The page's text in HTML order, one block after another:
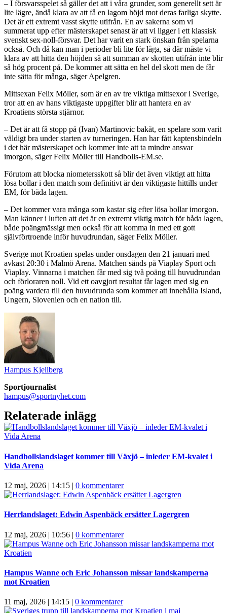
– I försvarsspelet så gäller det att i våra grunder, som generellt sett är
lite lägre, ändå klara av att få en lagom höjd mot deras farliga skytte.
Det är ett extremt vasst skytte utifrån. En av sakerna som vi
summerat upp efter mästerskapet senast är att vi ligger i ett klassisk
svenskt sex-noll-försvar. Det har varit en stark önskan från spelarna
också. Och då kan man i perioder bli lite för låga, så där måste vi
klara av att hitta den höjden så att summan av skotten utifrån inte blir
så hög procent på. De kommer att sätta en hel del skott men de får
inte sätta för många, säger Apelgren.
Mittsexan Felix Möller, som är en av tre viktiga mittsexor i Sverige,
tror att en av hans viktigaste uppgifter blir att hantera en av
Kroatiens största stjärnor.
– Det är att få stopp på (Ivan) Martinovic bakåt, en spelare som varit
väldigt bra under starten av turneringen. Han har fått kaptensbindeln
i det här mästerskapet och kommer inte att ta mindre ansvar
imorgon, säger Felix Möller till Handbolls-EM.se.
Förutom att blocka niometersskott så blir det även viktigt att hitta
lösa bollar i den match som definitivt är den viktigaste hittills under
EM, för båda lagen.
– Det kommer vara många som kastar sig efter lösa bollar imorgon.
Man känner i luften att det är en extremt viktig match för båda lagen,
både poängmässigt men också för att komma in med ett gott
självförtroende inför huvudrundan, säger Felix Möller.
Sverige mot Kroatien spelas under onsdagen den 21 januari med
avkast 20:30 i Malmö Arena. Matchen sänds på Viaplay Sport och
Viaplay. Vinnarna i matchen får med sig två poäng till huvudrundan
och förloraren noll. Vid ett oavgjort resultat får lagen med sig en
poäng vardera till den huvudrunda som kommer att innehålla Island,
Ungern, Slovenien och en nation till.
Hampus Kjellberg
Sportjournalist
hampus@sportnyhet.com
Relaterade inlägg
Handbollslandslaget kommer till Växjö – inleder EM-kvalet i
Vida Arena
12 maj, 2026 | 14:15 | 0 kommentarer
Herrlandslaget: Edwin Aspenbäck ersätter Lagergren
12 maj, 2026 | 10:56 | 0 kommentarer
Hampus Wanne och Eric Johansson missar landskamperna
mot Kroatien
11 maj, 2026 | 14:15 | 0 kommentarer